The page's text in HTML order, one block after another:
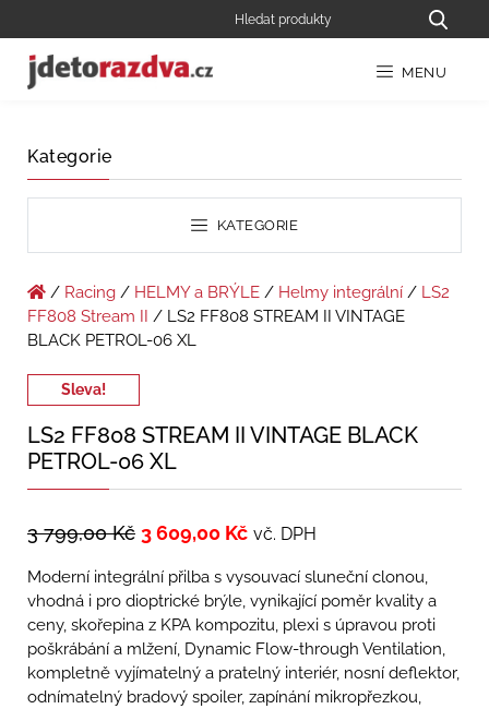
MENU
Kategorie
KATEGORIE
/ Racing / HELMY a BRÝLE / Helmy integrální / LS2
FF808 Stream II
/ LS2 FF808 STREAM II VINTAGE
BLACK PETROL-06 XL
Sleva!
LS2 FF808 STREAM II VINTAGE BLACK
PETROL-06 XL
3 799,00Kč 3 609,00 Kč vč. DPH
Moderní integrální přilba s vysouvací sluneční clonou,
vhodná i pro dioptrické brýle, vynikající poměr kvality a
ceny, skořepina z KPA kompozitu, plexi s úpravou proti
poškrábání a mlžení, Dynamic Flow-­through Ventilation,
kompletně vyjímatelný a pratelný interiér, nosní deflektor,
odnímatelný bradový spoiler, zapínání mikropřezkou,